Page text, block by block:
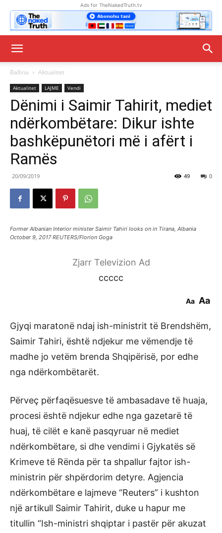
Ads for TheNakedTruth.tv
Ballina Aktualitet
Aktualitet LAJME Vendi
Dënimi i Saimir Tahirit, mediet
ndërkombëtare: Dikur ishte
bashkëpunëtori më i afërt i
Ramës
20/09/2019 0
49
Former Albanian Interior minister Saimir Tahiri looks on in Tirana, Albania
October 9, 2017 REUTERS/Florion Goga
Zjarr Televizion Ad
ccccc
Aa Aa
Gjyqi maratonë ndaj ish-ministrit të Brendshëm,
Saimir Tahiri, është ndjekur me vëmendje të
madhe jo vetëm brenda Shqipërisë, por edhe
nga ndërkombëtarët.
Përveç përfaqësuesve të ambasadave të huaja,
procesi është ndjekur edhe nga gazetarë të
huaj, të cilët e kanë pasqyruar në mediet
ndërkombëtare, si dhe vendimi i Gjykatës së
Krimeve të Rënda për ta shpallur fajtor ish-
ministrin për shpërdorim detyre. Agjencia
ndërkombëtare e lajmeve “Reuters” i kushton
një artikull Saimir Tahirit, duke u hapur me
titullin “Ish-ministri shqiptar i pastër për akuzat